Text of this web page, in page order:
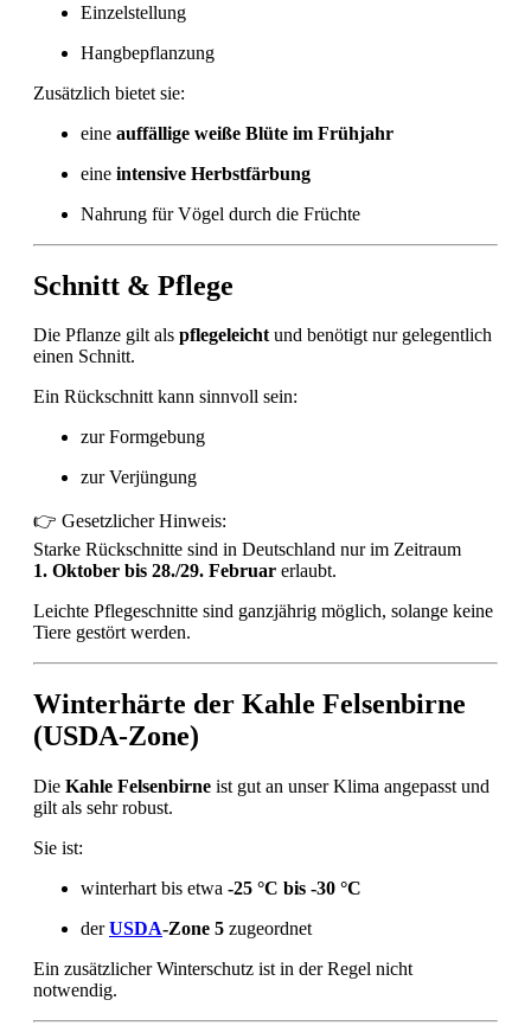
Einzelstellung
Hangbepflanzung
Zusätzlich bietet sie:
eine auffällige weiße Blüte im Frühjahr
eine intensive Herbstfärbung
Nahrung für Vögel durch die Früchte
Schnitt & Pflege
Die Pflanze gilt als pflegeleichtund benötigt nur gelegentlich
einen Schnitt.
Ein Rückschnitt kann sinnvoll sein:
zur Formgebung
zur Verjüngung
👉 Gesetzlicher Hinweis:
Starke Rückschnitte sind in Deutschland nur im Zeitraum
1. Oktober bis 28./29. Februar erlaubt.
Leichte Pflegeschnitte sind ganzjährig möglich, solange keine
Tiere gestört werden.
Winterhärte der Kahle Felsenbirne
(USDA-Zone)
Die Kahle Felsenbirne ist gut an unser Klima angepasst und
gilt als sehr robust.
Sie ist:
winterhart bis etwa -25 °C bis -30 °C
derUSDA-Zone 5 zugeordnet
Ein zusätzlicher Winterschutz ist in der Regel nicht
notwendig.